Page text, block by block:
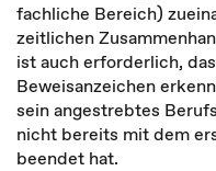
fachliche Bereich)
zeitlichen
ist auch erforderlich,
Beweisanzeichen
sein angestrebtes
nicht bereits mit dem
beendet hat.